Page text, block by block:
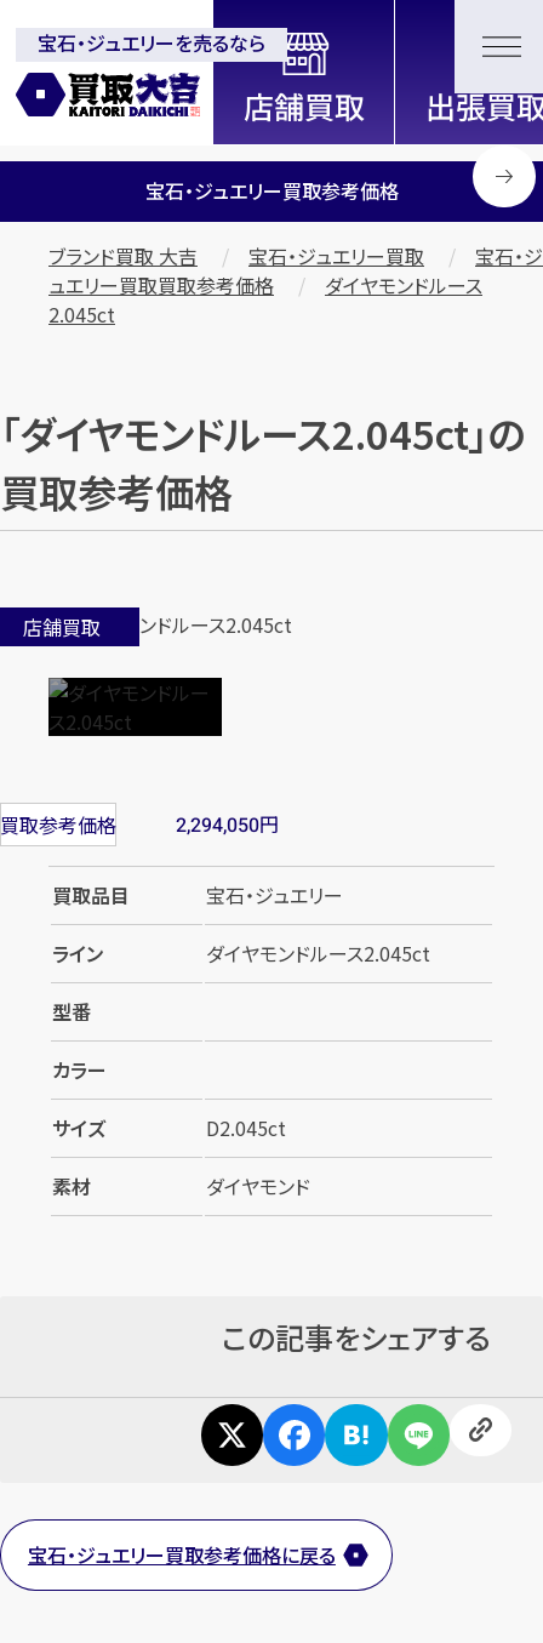
全国2200店舗以上展開中！信頼と実績の買取専門店「買取大
吉」
宝石・ジュエリーを売るなら
宝石・ジュエリー買取参考価格
ブランド買取 大吉 宝石・ジュエリー買取
宝石・ジ
ュエリー買取買取参考価格
ダイヤモンドルース
2.045ct
「ダイヤモンドルース2.045ct」の
買取参考価格
店舗買取
買取参考価格 2,294,050円
買取品目
宝石・ジュエリー
ライン
ダイヤモンドルース2.045ct
型番
カラー
サイズ
D2.045ct
素材
ダイヤモンド
この記事をシェアする
宝石・ジュエリー買取参考価格に戻る